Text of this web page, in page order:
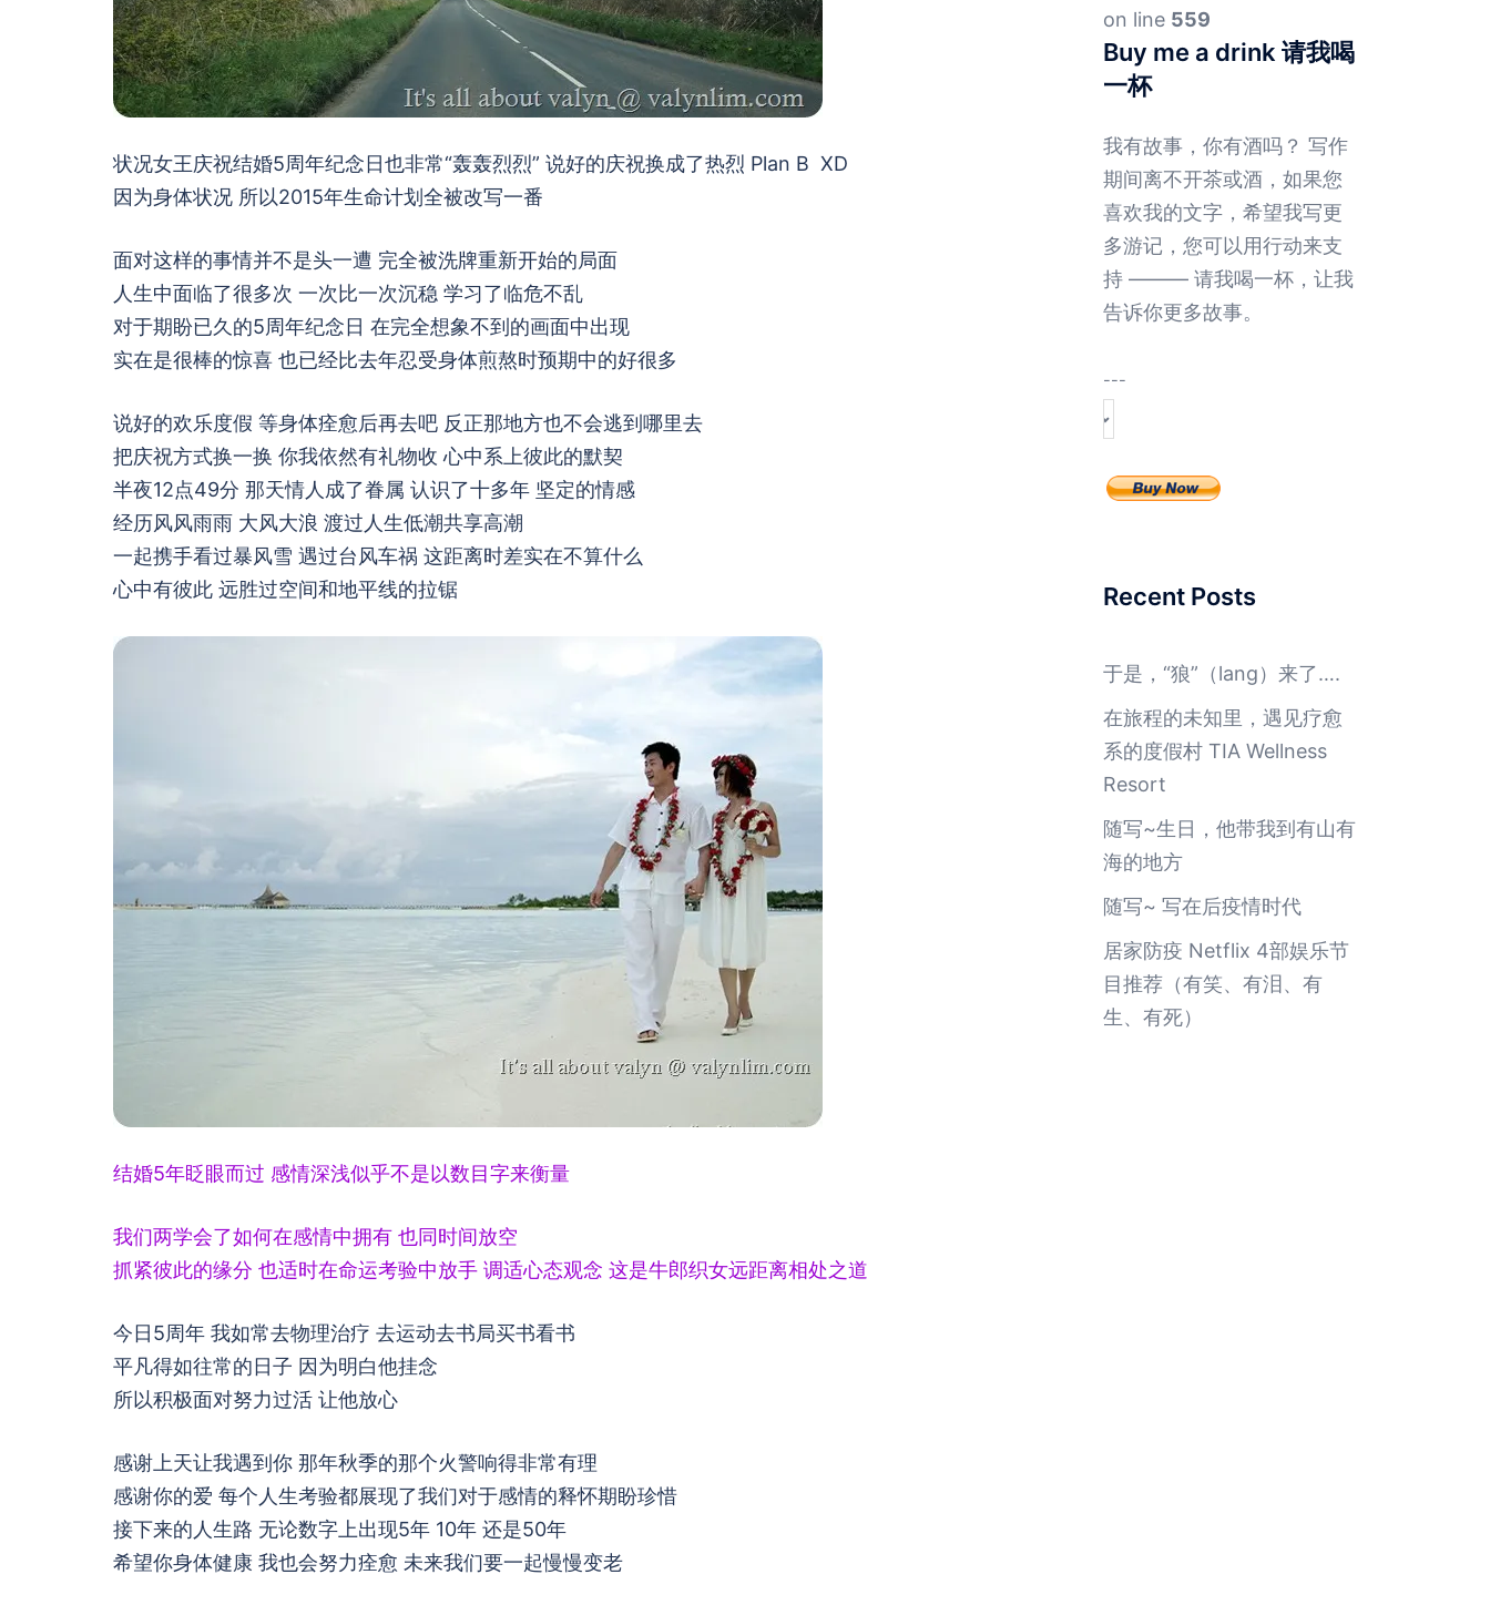
状况女王庆祝结婚5周年纪念日也非常“轰轰烈烈” 说好的庆祝换成了热烈 Plan B XD
因为身体状况 所以2015年生命计划全被改写一番
面对这样的事情并不是头一遭 完全被洗牌重新开始的局面
人生中面临了很多次 一次比一次沉稳 学习了临危不乱
对于期盼已久的5周年纪念日 在完全想象不到的画面中出现
实在是很棒的惊喜 也已经比去年忍受身体煎熬时预期中的好很多
说好的欢乐度假 等身体痊愈后再去吧 反正那地方也不会逃到哪里去
把庆祝方式换一换 你我依然有礼物收 心中系上彼此的默契
半夜12点49分 那天情人成了眷属 认识了十多年 坚定的情感
经历风风雨雨 大风大浪 渡过人生低潮共享高潮
一起携手看过暴风雪 遇过台风车祸 这距离时差实在不算什么
心中有彼此 远胜过空间和地平线的拉锯
结婚5年眨眼而过 感情深浅似乎不是以数目字来衡量
我们两学会了如何在感情中拥有 也同时间放空
抓紧彼此的缘分 也适时在命运考验中放手 调适心态观念 这是牛郎织女远距离相处之道
今日5周年 我如常去物理治疗 去运动去书局买书看书
平凡得如往常的日子 因为明白他挂念
所以积极面对努力过活 让他放心
感谢上天让我遇到你 那年秋季的那个火警响得非常有理
感谢你的爱 每个人生考验都展现了我们对于感情的释怀期盼珍惜
接下来的人生路 无论数字上出现5年 10年 还是50年
希望你身体健康 我也会努力痊愈 未来我们要一起慢慢变老
on line 559
Buy me a drink 请我喝
一杯
我有故事，你有酒吗？ 写作
期间离不开茶或酒，如果您
喜欢我的文字，希望我写更
多游记，您可以用行动来支
持 ——— 请我喝一杯，让我
告诉你更多故事。
---
Recent Posts
于是，“狼”（lang）来了….
在旅程的未知里，遇见疗愈
系的度假村 TIA Wellness
Resort
随写~生日，他带我到有山有
海的地方
随写~ 写在后疫情时代
居家防疫 Netflix 4部娱乐节
目推荐（有笑、有泪、有
生、有死）